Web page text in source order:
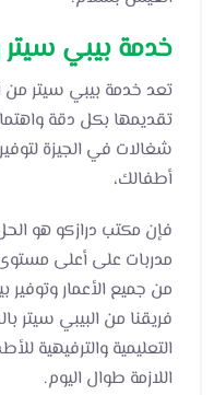
خدمة بيبي سيتر
تعد خدمة بيبي سيتر من
تقديمها بكل دقة
شغالات في الجيزة
أطفالك،
فإن مكتب درازكو هو
مدربات على أعلى
من جميع الأعمار وتوفير
فريقنا من البيبي سيتر
التعليمية والترفيهية
اللازمة طوال اليوم.